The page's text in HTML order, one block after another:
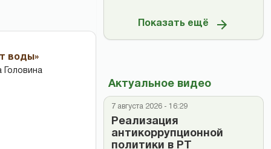
воды»
Показать ещё
Актуальное видео
7 августа 2026 - 16:29
Реализация
антикоррупционной
политики в РТ